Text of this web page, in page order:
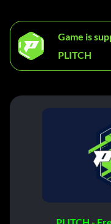
Game is
PLITCH